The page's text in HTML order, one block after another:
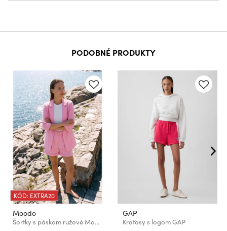
PODOBNÉ PRODUKTY
KÓD: EXTRA20
Moodo
Šortky s páskom ružové Moodo
GAP
Kraťasy s logom GAP